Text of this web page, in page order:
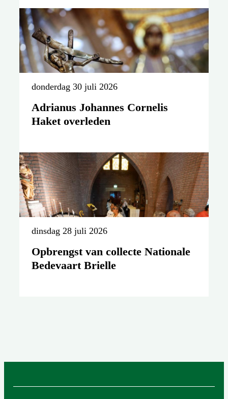
donderdag 30 juli 2026
Adrianus Johannes Cornelis
Haket overleden
dinsdag 28 juli 2026
Opbrengst van collecte Nationale
Bedevaart Brielle